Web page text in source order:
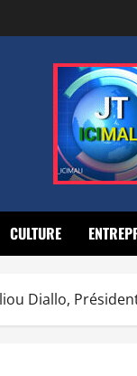
CULTURE
Diallo,